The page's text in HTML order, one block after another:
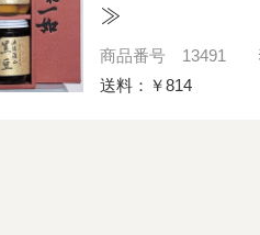
≫
商品番号 13491
送料：￥814